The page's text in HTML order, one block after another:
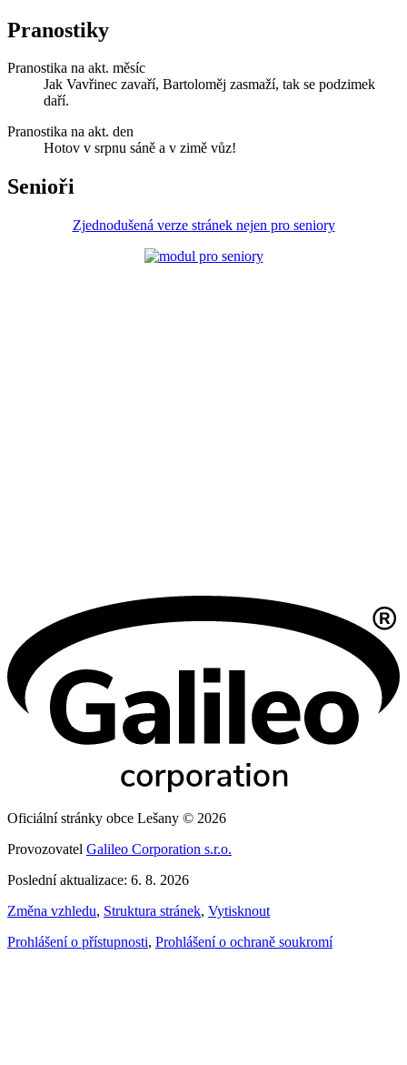
Pranostiky
Pranostika na akt. měsíc
Jak Vavřinec zavaří, Bartoloměj zasmaží, tak se podzimek
daří.
Pranostika na akt. den
Hotov v srpnu sáně a v zimě vůz!
Senioři
Zjednodušená verze stránek nejen pro seniory
Oficiální stránky obce Lešany © 2026
Provozovatel Galileo Corporation s.r.o.
Poslední aktualizace: 6. 8. 2026
Změna vzhledu, Struktura stránek, Vytisknout
Prohlášení o přístupnosti, Prohlášení o ochraně soukromí